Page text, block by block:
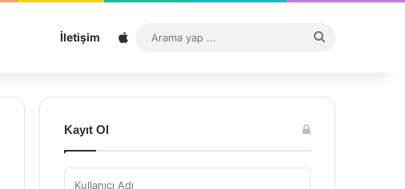
İletişim Sitemap
...
Kayıt Ol